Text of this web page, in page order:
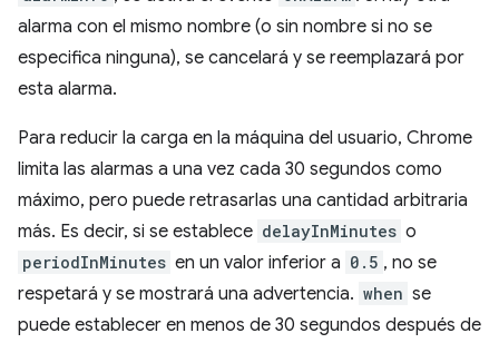
alarma con el mismo nombre (o sin nombre si no se
especifica ninguna), se cancelará y se reemplazará por
esta alarma.
Para reducir la carga en la máquina del usuario, Chrome
limita las alarmas a una vez cada 30 segundos como
máximo, pero puede retrasarlas una cantidad arbitraria
más. Es decir, si se establece delayInMinutes o
periodInMinutes en un valor inferior a 0.5 , no se
respetará y se mostrará una advertencia. when se
puede establecer en menos de 30 segundos después de